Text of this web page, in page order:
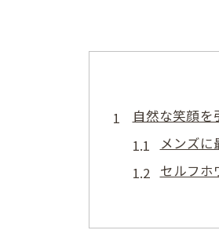
自然な笑顔
メンズ
セルフホ
自宅で
無理なく